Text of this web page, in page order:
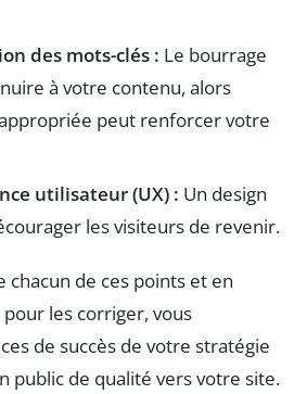
des mots-clés : Le bourrage
à votre contenu, alors
peut renforcer votre
utilisateur (UX) : Un design
les visiteurs de revenir.
chacun de ces points et en
les corriger, vous
de succès de votre stratégie
public de qualité vers votre site.